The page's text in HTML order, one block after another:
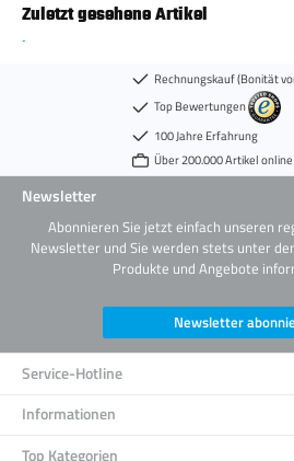
Zuletzt gesehene Artikel
Rechnungskauf (Bonität
Top Bewertungen
100 Jahre Erfahrung
Über 200.000 Artikel
Newsletter
Abonnieren Sie jetzt einfach unseren
Newsletter und Sie werden stets unter
Produkte und Angebote
Newsletter
Service-Hotline
Informationen
Top Kategorien